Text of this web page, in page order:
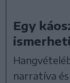
Egy
narratíva